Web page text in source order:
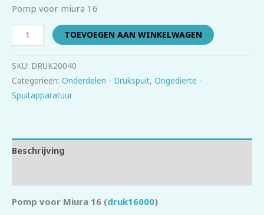
Pomp voor miura 16
TOEVOEGEN AAN WINKELWAGEN
SKU: DRUK20040
Categorieën: Onderdelen - Drukspuit, Ongedierte -
Spuitapparatuur
Beschrijving
Pomp voor Miura 16 (druk16000)